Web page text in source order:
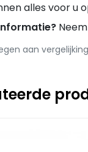
alles voor u
aan vergelijking